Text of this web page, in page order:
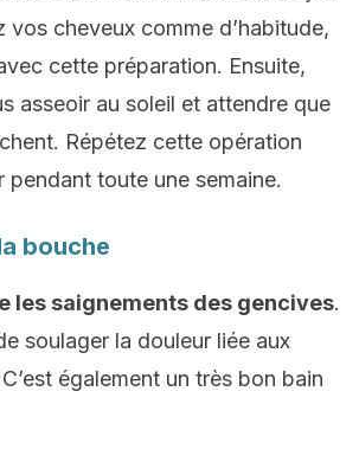
vos cheveux comme d’habitude,
cette préparation. Ensuite,
asseoir au soleil et attendre que
Répétez cette opération
pendant toute une semaine.
bouche
les saignements des gencives.
soulager la douleur liée aux
également un très bon bain